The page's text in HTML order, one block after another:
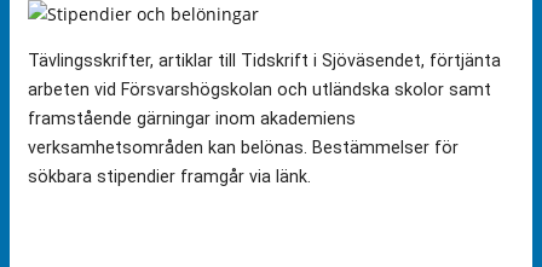
Tävlingsskrifter, artiklar till Tidskrift i Sjöväsendet, förtjänta
arbeten vid Försvarshögskolan och utländska skolor samt
framstående gärningar inom akademiens
verksamhetsområden kan belönas. Bestämmelser för
sökbara stipendier framgår via länk.